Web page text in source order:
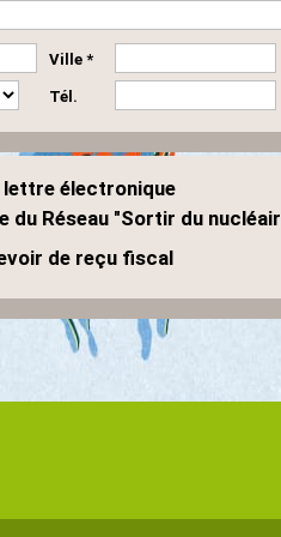
Ville *
Tél.
lettre électronique
du Réseau "Sortir du
de reçu fiscal